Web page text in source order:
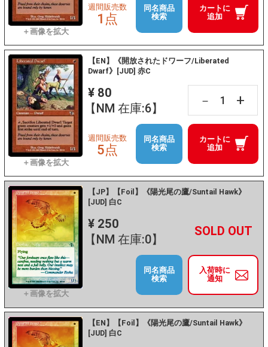
カートに
追加
週間販売数
1点
同名商品
検索
【EN】《開放されたドワーフ/Liberated
Dwarf》[JUD] 赤C
¥ 80
【NM 在庫:6】
－ +
カートに
追加
週間販売数
5点
同名商品
検索
【JP】【Foil】《陽光尾の鷹/Suntail Hawk》
[JUD] 白C
¥ 250
【NM 在庫:0】
－ +
入荷時に
通知
同名商品
検索
【EN】【Foil】《陽光尾の鷹/Suntail Hawk》
[JUD] 白C